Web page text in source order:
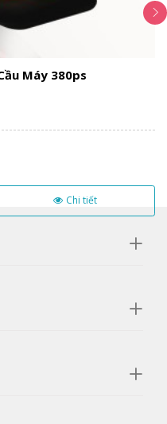
tinh xảo kết hợp với
Máy 380ps
Chi tiết